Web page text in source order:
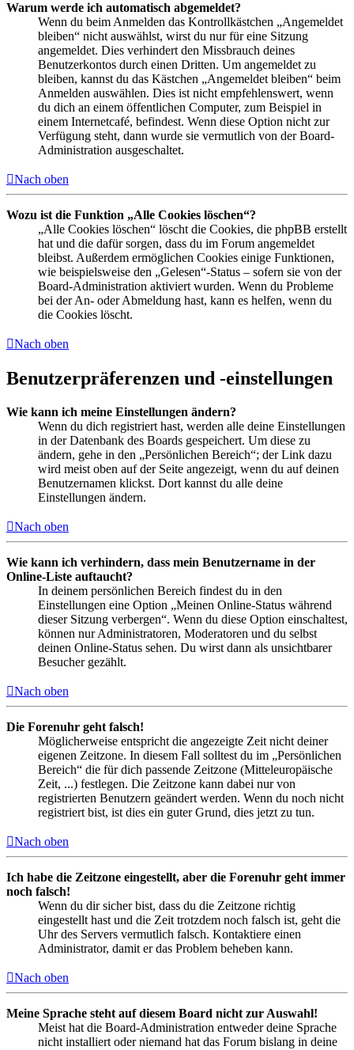
Warum werde ich automatisch abgemeldet?
Wenn du beim Anmelden das Kontrollkästchen „Angemeldet
bleiben“ nicht auswählst, wirst du nur für eine Sitzung
angemeldet. Dies verhindert den Missbrauch deines
Benutzerkontos durch einen Dritten. Um angemeldet zu
bleiben, kannst du das Kästchen „Angemeldet bleiben“ beim
Anmelden auswählen. Dies ist nicht empfehlenswert, wenn
du dich an einem öffentlichen Computer, zum Beispiel in
einem Internetcafé, befindest. Wenn diese Option nicht zur
Verfügung steht, dann wurde sie vermutlich von der Board-
Administration ausgeschaltet.
Nach oben
Wozu ist die Funktion „Alle Cookies löschen“?
„Alle Cookies löschen“ löscht die Cookies, die phpBB erstellt
hat und die dafür sorgen, dass du im Forum angemeldet
bleibst. Außerdem ermöglichen Cookies einige Funktionen,
wie beispielsweise den „Gelesen“-Status – sofern sie von der
Board-Administration aktiviert wurden. Wenn du Probleme
bei der An- oder Abmeldung hast, kann es helfen, wenn du
die Cookies löscht.
Nach oben
Benutzerpräferenzen und -einstellungen
Wie kann ich meine Einstellungen ändern?
Wenn du dich registriert hast, werden alle deine Einstellungen
in der Datenbank des Boards gespeichert. Um diese zu
ändern, gehe in den „Persönlichen Bereich“; der Link dazu
wird meist oben auf der Seite angezeigt, wenn du auf deinen
Benutzernamen klickst. Dort kannst du alle deine
Einstellungen ändern.
Nach oben
Wie kann ich verhindern, dass mein Benutzername in der
Online-Liste auftaucht?
In deinem persönlichen Bereich findest du in den
Einstellungen eine Option „Meinen Online-Status während
dieser Sitzung verbergen“. Wenn du diese Option einschaltest,
können nur Administratoren, Moderatoren und du selbst
deinen Online-Status sehen. Du wirst dann als unsichtbarer
Besucher gezählt.
Nach oben
Die Forenuhr geht falsch!
Möglicherweise entspricht die angezeigte Zeit nicht deiner
eigenen Zeitzone. In diesem Fall solltest du im „Persönlichen
Bereich“ die für dich passende Zeitzone (Mitteleuropäische
Zeit, ...) festlegen. Die Zeitzone kann dabei nur von
registrierten Benutzern geändert werden. Wenn du noch nicht
registriert bist, ist dies ein guter Grund, dies jetzt zu tun.
Nach oben
Ich habe die Zeitzone eingestellt, aber die Forenuhr geht immer
noch falsch!
Wenn du dir sicher bist, dass du die Zeitzone richtig
eingestellt hast und die Zeit trotzdem noch falsch ist, geht die
Uhr des Servers vermutlich falsch. Kontaktiere einen
Administrator, damit er das Problem beheben kann.
Nach oben
Meine Sprache steht auf diesem Board nicht zur Auswahl!
Meist hat die Board-Administration entweder deine Sprache
nicht installiert oder niemand hat das Forum bislang in deine